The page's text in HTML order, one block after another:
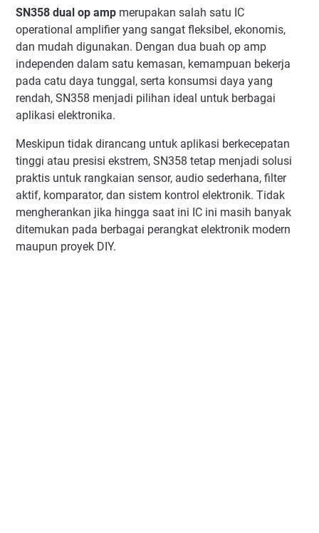
SN358 dual op amp merupakan salah satu IC
operational amplifier yang sangat fleksibel, ekonomis,
dan mudah digunakan. Dengan dua buah op amp
independen dalam satu kemasan, kemampuan bekerja
pada catu daya tunggal, serta konsumsi daya yang
rendah, SN358 menjadi pilihan ideal untuk berbagai
aplikasi elektronika.
Meskipun tidak dirancang untuk aplikasi berkecepatan
tinggi atau presisi ekstrem, SN358 tetap menjadi solusi
praktis untuk rangkaian sensor, audio sederhana, filter
aktif, komparator, dan sistem kontrol elektronik. Tidak
mengherankan jika hingga saat ini IC ini masih banyak
ditemukan pada berbagai perangkat elektronik modern
maupun proyek DIY.